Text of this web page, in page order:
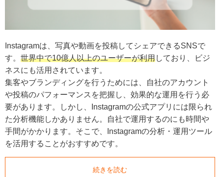
Instagramは、写真や動画を投稿してシェアできるSNSで
す。 世界中で10億人以上のユーザーが利用しており、ビジ
ネスにも活用されています。
集客やブランディングを行うためには、自社のアカウント
や投稿のパフォーマンスを把握し、効果的な運用を行う必
要があります。しかし、Instagramの公式アプリには限られ
た分析機能しかありません。自社で運用するのにも時間や
手間がかかります。そこで、Instagramの分析・運用ツール
を活用することがおすすめです。
続きを読む